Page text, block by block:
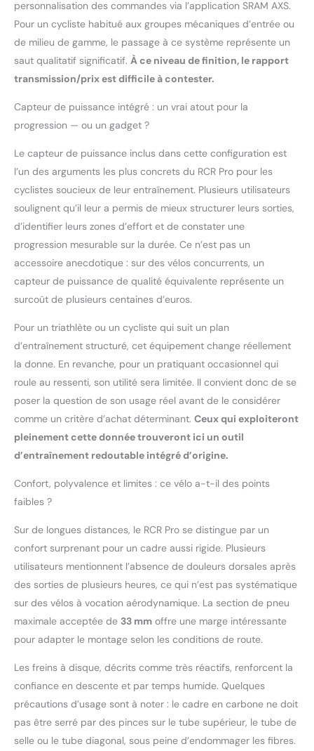
personnalisation des commandes via l’application SRAM AXS.
Pour un cycliste habitué aux groupes mécaniques d’entrée ou
de milieu de gamme, le passage à ce système représente un
saut qualitatif significatif. À ce niveau de finition, le rapport
transmission/prix est difficile à contester.
Capteur de puissance intégré : un vrai atout pour la
progression — ou un gadget ?
Le capteur de puissance inclus dans cette configuration est
l’un des arguments les plus concrets du RCR Pro pour les
cyclistes soucieux de leur entraînement. Plusieurs utilisateurs
soulignent qu’il leur a permis de mieux structurer leurs sorties,
d’identifier leurs zones d’effort et de constater une
progression mesurable sur la durée. Ce n’est pas un
accessoire anecdotique : sur des vélos concurrents, un
capteur de puissance de qualité équivalente représente un
surcoût de plusieurs centaines d’euros.
Pour un triathlète ou un cycliste qui suit un plan
d’entraînement structuré, cet équipement change réellement
la donne. En revanche, pour un pratiquant occasionnel qui
roule au ressenti, son utilité sera limitée. Il convient donc de se
poser la question de son usage réel avant de le considérer
comme un critère d’achat déterminant. Ceux qui exploiteront
pleinement cette donnée trouveront ici un outil
d’entraînement redoutable intégré d’origine.
Confort, polyvalence et limites : ce vélo a-t-il des points
faibles ?
Sur de longues distances, le RCR Pro se distingue par un
confort surprenant pour un cadre aussi rigide. Plusieurs
utilisateurs mentionnent l’absence de douleurs dorsales après
des sorties de plusieurs heures, ce qui n’est pas systématique
sur des vélos à vocation aérodynamique. La section de pneu
maximale acceptée de 33 mm offre une marge intéressante
pour adapter le montage selon les conditions de route.
Les freins à disque, décrits comme très réactifs, renforcent la
confiance en descente et par temps humide. Quelques
précautions d’usage sont à noter : le cadre en carbone ne doit
pas être serré par des pinces sur le tube supérieur, le tube de
selle ou le tube diagonal, sous peine d’endommager les fibres.